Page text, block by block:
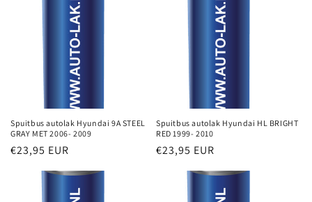
Spuitbus autolak Hyundai 9A STEEL
GRAY MET 2006- 2009
Normale
€23,95 EUR
Spuitbus autolak Hyundai HL BRIGHT
RED 1999- 2010
Normale
€23,95 EUR